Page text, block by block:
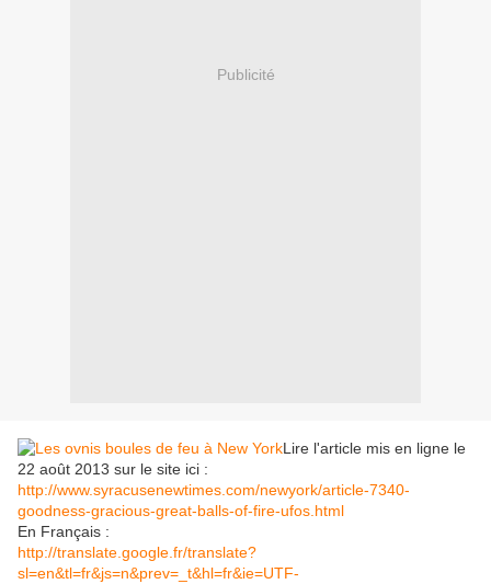
Publicité
Lire l'article mis en ligne le
22 août 2013 sur le site ici :
http://www.syracusenewtimes.com/newyork/article-7340-
goodness-gracious-great-balls-of-fire-ufos.html
En Français :
http://translate.google.fr/translate?
sl=en&tl=fr&js=n&prev=_t&hl=fr&ie=UTF-